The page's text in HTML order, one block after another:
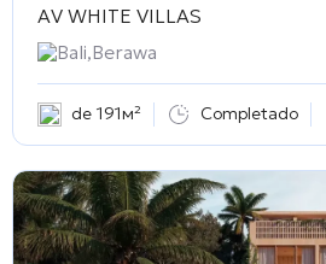
AV WHITE VILLAS
Bali,Berawa
de 191м² Completado